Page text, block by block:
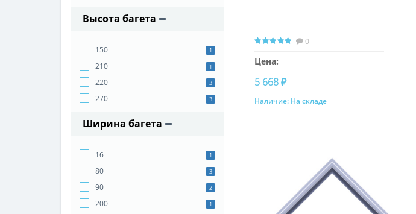
Высота багета
150 1
210 1
220 3
270 3
Ширина багета
16 1
80 3
90 2
200 1
0
Цена:
5 668 ₽
Купить
Наличие: На складе